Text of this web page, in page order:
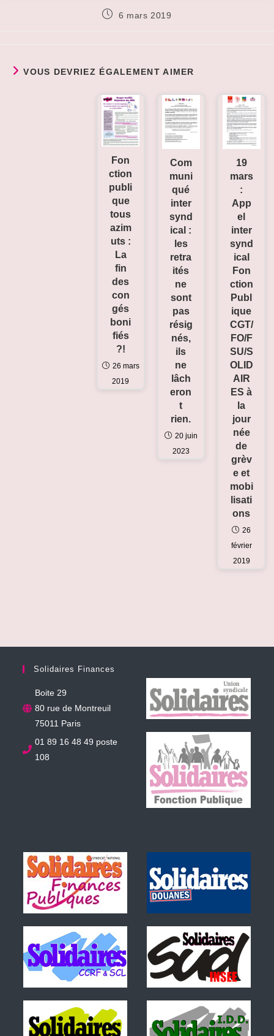
Publication
6 mars 2019
VOUS DEVRIEZ ÉGALEMENT AIMER
19
mars
:
App
el
inter
synd
ical
Fon
ction
Publ
ique
CGT/
FO/F
SU/S
OLID
AIR
ES à
la
jour
née
de
grèv
e et
mobi
lisati
ons
26
février
2019
Com
muni
qué
inter
synd
ical :
les
retra
ités
ne
sont
pas
résig
nés,
ils
ne
lâch
eron
t
rien.
20 juin
2023
Fon
ction
publi
que
tous
azim
uts :
La
fin
des
con
gés
boni
fiés
?!
26 mars
2019
Solidaires Finances
Boite 29
80 rue de Montreuil
75011 Paris
01 89 16 48 49 poste
108